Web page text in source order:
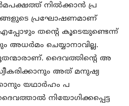
നില്‍ക്കാന്‍ പ്ര
പ്രഘോഷണമാണ്
തന്റെ കൂടെയുണ്ടെന്ന്
ചെയ്യാനാവില്ല.
ദൈവത്തിന്റെ അ
അത് മനുഷ്യ
യഥാര്‍ഹം പ
ദൈവത്താല്‍ നിയോഗിക്കപ്പെട്ട